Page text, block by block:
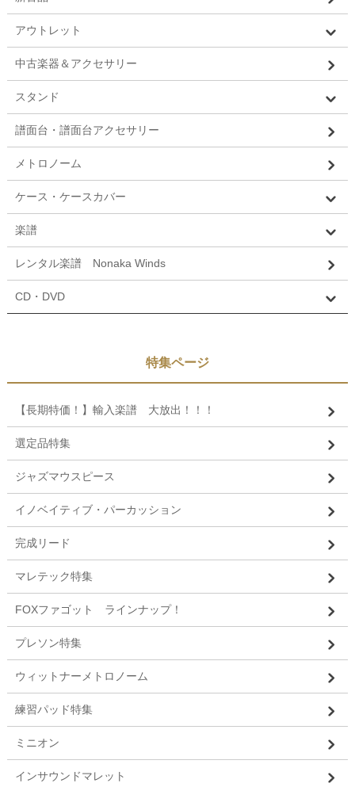
アウトレット
中古楽器＆アクセサリー
スタンド
譜面台・譜面台アクセサリー
メトロノーム
ケース・ケースカバー
楽譜
レンタル楽譜 Nonaka Winds
CD・DVD
特集ページ
【長期特価！】輸入楽譜 大放出！！！
選定品特集
ジャズマウスピース
イノベイティブ・パーカッション
完成リード
マレテック特集
FOXファゴット ラインナップ！
プレソン特集
ウィットナーメトロノーム
練習パッド特集
ミニオン
インサウンドマレット